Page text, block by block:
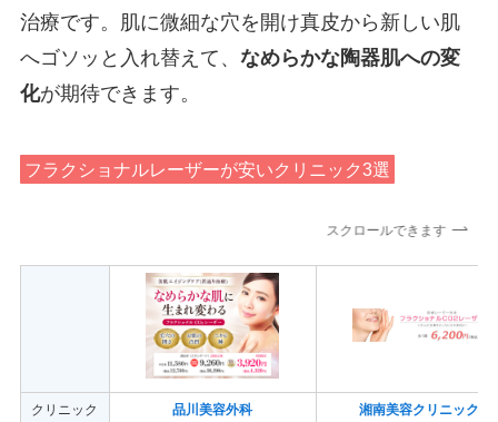
治療です。肌に微細な穴を開け真皮から新しい肌
へゴソッと入れ替えて、 なめらかな陶器肌への変
化が期待できます。
フラクショナルレーザーが安いクリニック3選
スクロールできます
クリニック 品川美容外科 湘南美容クリニック